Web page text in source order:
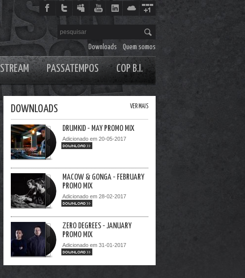
Downloads Quem somos
STREAM PASSATEMPOS COP B.I.
DOWNLOADS VER MAIS
DRUMKID - MAY PROMO MIX
Adicionado em 20-05-2017
DOWNLOAD >>
MACOW & GONGA - FEBRUARY
PROMO MIX
Adicionado em 28-02-2017
DOWNLOAD >>
ZERO DEGREES - JANUARY
PROMO MIX
Adicionado em 31-01-2017
DOWNLOAD >>